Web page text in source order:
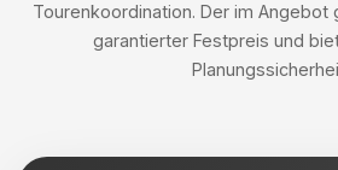
Tourenkoordination. Der im Angebot
garantierter Festpreis und